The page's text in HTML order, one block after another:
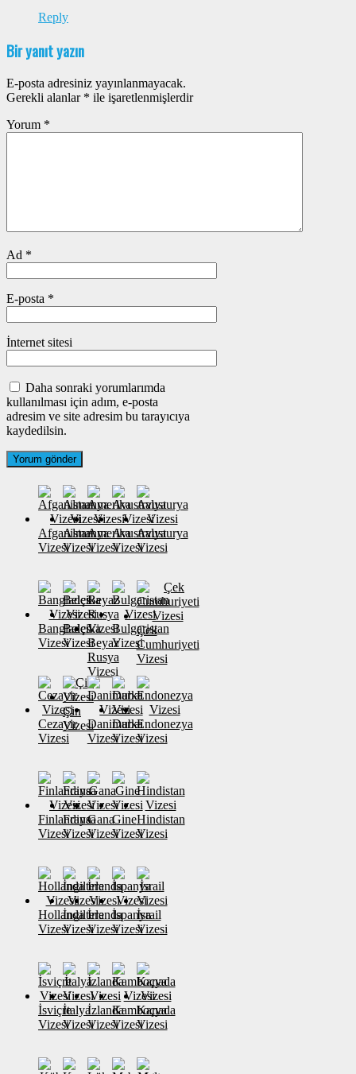
Reply
Bir yanıt yazın
E-posta adresiniz yayınlanmayacak.
Gerekli alanlar * ile işaretlenmişlerdir
Yorum *
Ad *
E-posta *
İnternet sitesi
Daha sonraki yorumlarımda
kullanılması için adım, e-posta
adresim ve site adresim bu tarayıcıya
kaydedilsin.
Afganistan
Vizesi
Almanya
Vizesi
Amerika
Vizesi
Avustralya
Vizesi
Avusturya
Vizesi
Banglades
Vizesi
Belçika
VizesiBeyaz
Rusya
Vizesi
Bulgaristan
Vizesi
Çek
Cumhuriyeti
Vizesi
Cezayir
Vizesi
Çin
VizesiDanimarka
Vizesi
Dubai
Vizesi
Endonezya
Vizesi
Finlandiya
Vizesi
Fransa
Vizesi
Gana
Vizesi
Gine
Vizesi
Hindistan
Vizesi
Hollanda
Vizesi
İngiltere
Vizesi
İrlanda
Vizesi
İspanya
Vizesi
İsrail
Vizesi
İsviçre
Vizesi
İtalya
Vizesi
İzlanda
Vizesi
Kamboçya
Vizesi
Kanada
Vizesi